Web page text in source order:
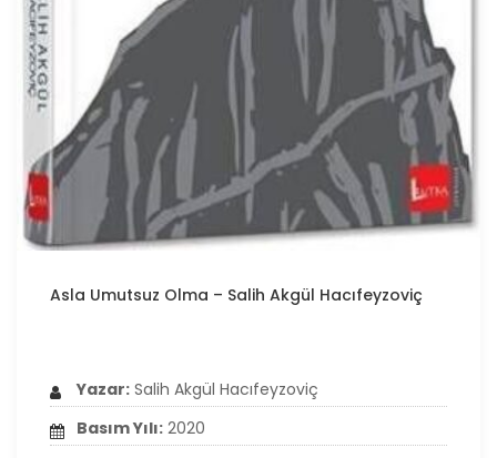
Asla Umutsuz Olma – Salih Akgül Hacıfeyzoviç
Yazar: Salih Akgül Hacıfeyzoviç
Basım Yılı: 2020